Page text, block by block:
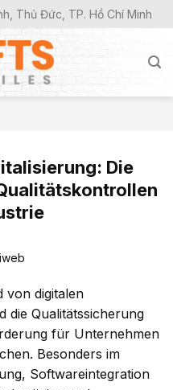
Thủ Đức, TP. Hồ Chí Minh
Die
von digitalen
die Qualitätssicherung
für Unternehmen
Besonders im
Softwareintegration